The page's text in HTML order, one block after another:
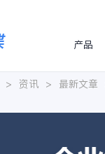
产品
> 资讯 > 最新文章